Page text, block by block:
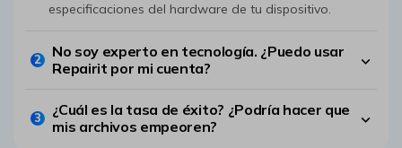
especificaciones del hardware de tu dispositivo.
2
󠀰No soy experto en tecnología.󠀲󠀢󠀡󠀠󠀳 ¿Puedo usar
Repairit por mi cuenta?󠀲󠀢󠀡󠀡󠀳󠀰
3
¿Cuál es la tasa de éxito?󠀲󠀢󠀡󠀧 ¿Podría hacer que
mis archivos empeoren?󠀲󠀢󠀡󠀨󠀳󠀰